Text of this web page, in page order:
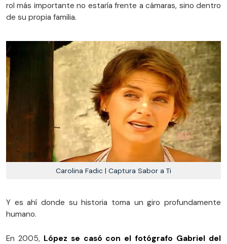
rol más importante no estaría frente a cámaras, sino dentro
de su propia familia.
Carolina Fadic | Captura Sabor a Ti
Y es ahí donde su historia toma un giro profundamente
humano.
En 2005, López se casó con el fotógrafo Gabriel del